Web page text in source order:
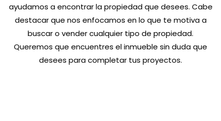
ayudamos a encontrar la propiedad que desees. Cabe
destacar que nos enfocamos en lo que te motiva a
buscar o vender cualquier tipo de propiedad.
Queremos que encuentres el inmueble sin duda que
desees para completar tus proyectos.